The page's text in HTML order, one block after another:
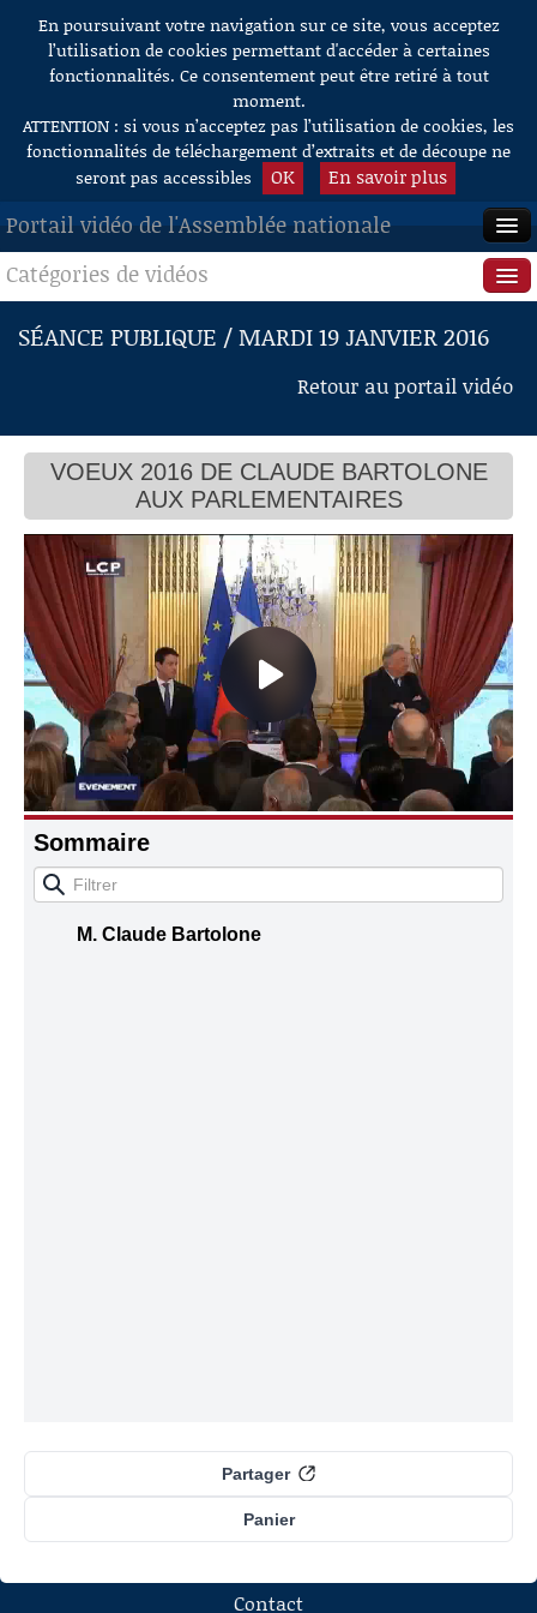
Aller au contenu
En poursuivant votre navigation sur ce site, vous acceptez
l’utilisation de cookies permettant d'accéder à certaines
fonctionnalités. Ce consentement peut être retiré à tout
moment.
ATTENTION : si vous n’acceptez pas l’utilisation de cookies, les
fonctionnalités de téléchargement d’extraits et de découpe ne
seront pas accessibles
OK En savoir plus
Portail vidéo de l'Assemblée nationale
ACCUEIL
EN DIRECT
RECHERCHE
AIDE À LA DÉCOUPE
DE VIDÉOS
Catégories de vidéos
Séance publique
Questions au Gouvernement
Commissions
Présidence
Évènements
Connaissance, Histoire
Autres
SÉANCE PUBLIQUE / MARDI 19 JANVIER 2016
Retour au portail vidéo
VOEUX 2016 DE CLAUDE BARTOLONE
AUX PARLEMENTAIRES
Sommaire
M. Claude Bartolone
Panier
Partager
Contact